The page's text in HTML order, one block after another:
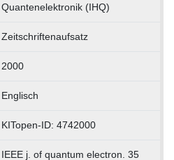
Quantenelektronik (IHQ)
Zeitschriftenaufsatz
2000
Englisch
KITopen-ID: 4742000
IEEE j. of quantum electron. 35